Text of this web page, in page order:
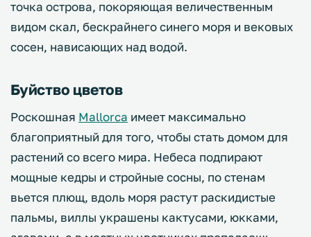
точка острова, покоряющая величественным
видом скал, бескрайнего синего моря и вековых
сосен, нависающих над водой.
Буйство цветов
Роскошная Mallorca имеет максимально
благоприятный для того, чтобы стать домом для
растений со всего мира. Небеса подпирают
мощные кедры и стройные сосны, по стенам
вьется плющ, вдоль моря растут раскидистые
пальмы, виллы украшены кактусами, юкками,